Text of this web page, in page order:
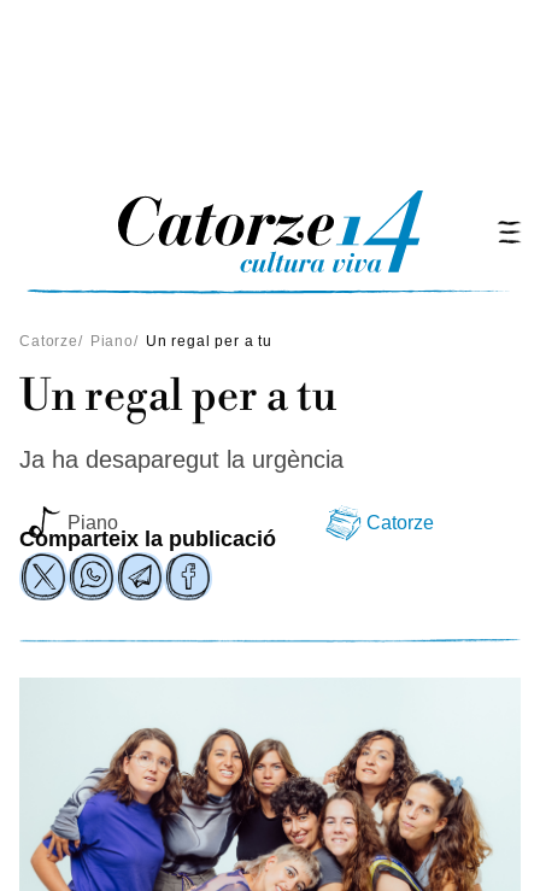
Catorze/ Piano/ Un regal per a tu
Un regal per a tu
Ja ha desaparegut la urgència
Piano Catorze
Comparteix la publicació